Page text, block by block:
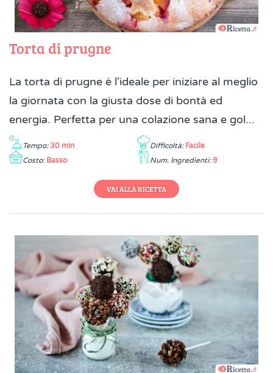
Torta di prugne
La torta di prugne è l'ideale per iniziare al meglio
la giornata con la giusta dose di bontà ed
energia. Perfetta per una colazione sana e gol...
Tempo: 30 min Difficoltà: Facile
Costo: Basso Num. Ingredienti: 9
VAI ALLA RICETTA